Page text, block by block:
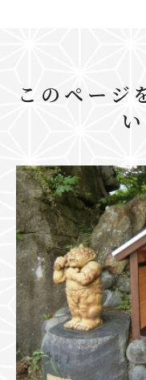
このページ